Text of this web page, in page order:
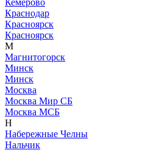
Краснодар
Красноярск
Красноярск
М
Магнитогорск
Минск
Минск
Москва
Москва Мир СБ
Москва МСБ
Н
Набережные Челны
Нальчик